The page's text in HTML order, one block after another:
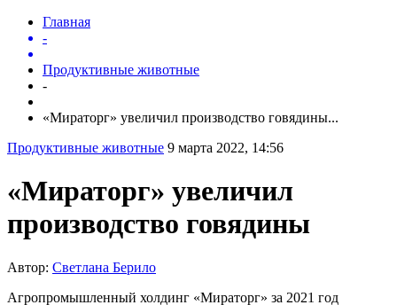
Главная
-
Продуктивные животные
-
«Мираторг» увеличил производство говядины...
Продуктивные животные 9 марта 2022, 14:56
«Мираторг» увеличил
производство говядины
Автор: Светлана Берило
Агропромышленный холдинг «Мираторг» за 2021 год